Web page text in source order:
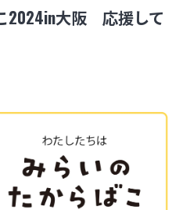
2024in大阪 応援して